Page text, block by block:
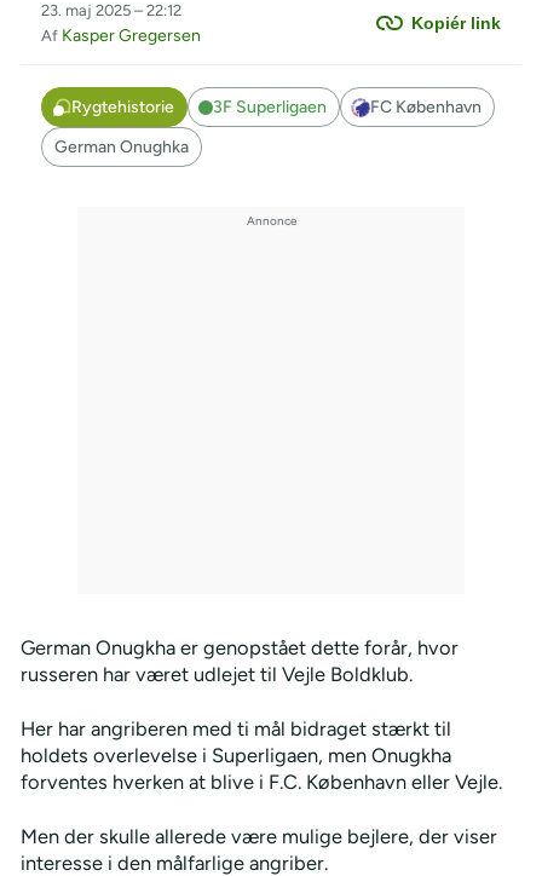
Kopiér link
23. maj 2025 – 22:12
Af Kasper Gregersen
Rygtehistorie 3F Superligaen
FC København
German Onughka
German Onugkha er genopstået dette forår, hvor
russeren har været udlejet til Vejle Boldklub.
Her har angriberen med ti mål bidraget stærkt til
holdets overlevelse i Superligaen, men Onugkha
forventes hverken at blive i F.C. København eller Vejle.
Men der skulle allerede være mulige bejlere, der viser
interesse i den målfarlige angriber.